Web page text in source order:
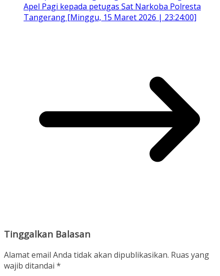
Apel Pagi kepada petugas Sat Narkoba Polresta
Tangerang [Minggu, 15 Maret 2026 | 23:24:00]
Tinggalkan Balasan
Alamat email Anda tidak akan dipublikasikan. Ruas yang
wajib ditandai *